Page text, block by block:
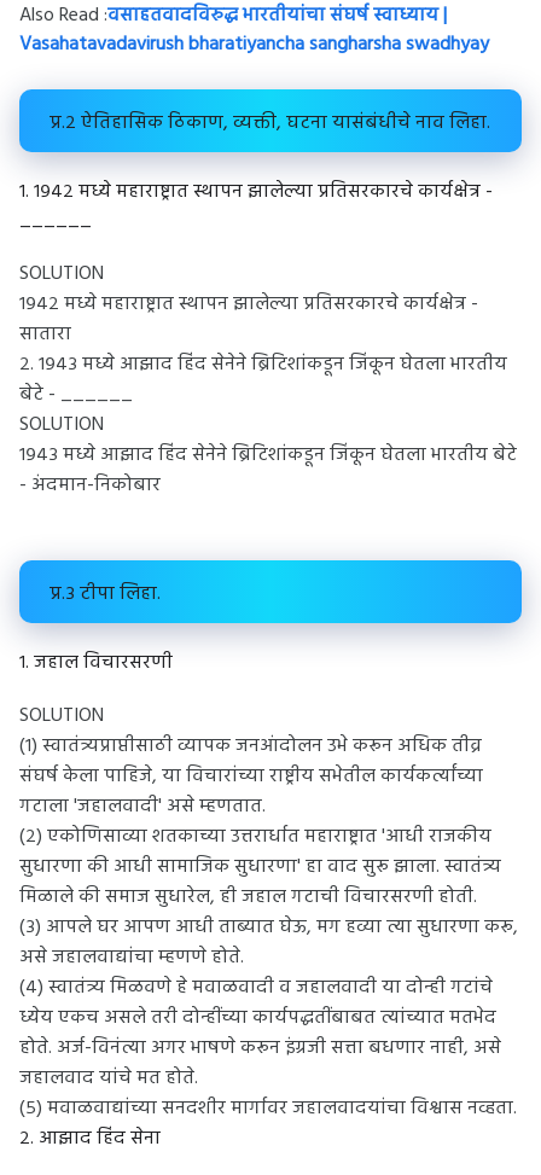
Also Read :वसाहतवादविरुद्ध भारतीयांचा संघर्ष स्वाध्याय |
Vasahatavadavirush bharatiyancha sangharsha swadhyay
प्र.२ ऐतिहासिक ठिकाण, व्यक्ती, घटना यासंबंधीचे नाव लिहा.
१. १९४२ मध्ये महाराष्ट्रात स्थापन झालेल्या प्रतिसरकारचे कार्यक्षेत्र -
______
SOLUTION
१९४२ मध्ये महाराष्ट्रात स्थापन झालेल्या प्रतिसरकारचे कार्यक्षेत्र -
सातारा
२. १९४३ मध्ये आझाद हिंद सेनेने ब्रिटिशांकडून जिंकून घेतला भारतीय
बेटे - ______
SOLUTION
१९४३ मध्ये आझाद हिंद सेनेने ब्रिटिशांकडून जिंकून घेतला भारतीय बेटे
- अंदमान-निकोबार
प्र.३ टीपा लिहा.
१. जहाल विचारसरणी
SOLUTION
(१) स्वातंत्र्यप्राप्तीसाठी व्यापक जनआंदोलन उभे करून अधिक तीव्र
संघर्ष केला पाहिजे, या विचारांच्या राष्ट्रीय सभेतील कार्यकर्त्यांच्या
गटाला 'जहालवादी' असे म्हणतात.
(२) एकोणिसाव्या शतकाच्या उत्तरार्धात महाराष्ट्रात 'आधी राजकीय
सुधारणा की आधी सामाजिक सुधारणा' हा वाद सुरू झाला. स्वातंत्र्य
मिळाले की समाज सुधारेल, ही जहाल गटाची विचारसरणी होती.
(३) आपले घर आपण आधी ताब्यात घेऊ, मग हव्या त्या सुधारणा करू,
असे जहालवाद्यांचा म्हणणे होते.
(४) स्वातंत्र्य मिळवणे हे मवाळवादी व जहालवादी या दोन्ही गटांचे
ध्येय एकच असले तरी दोन्हींच्या कार्यपद्धतींबाबत त्यांच्यात मतभेद
होते. अर्ज-विनंत्या अगर भाषणे करून इंग्रजी सत्ता बधणार नाही, असे
जहालवाद यांचे मत होते.
(५) मवाळवाद्यांच्या सनदशीर मार्गावर जहालवादयांचा विश्वास नव्हता.
२. आझाद हिंद सेना